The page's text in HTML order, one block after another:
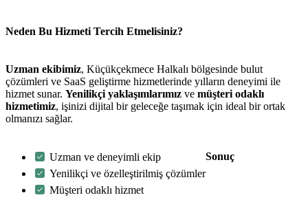
Neden Bu Hizmeti Tercih Etmelisiniz?
Uzman ekibimiz, Küçükçekmece Halkalı bölgesinde bulut
çözümleri ve SaaS geliştirme hizmetlerinde yılların deneyimi ile
hizmet sunar. Yenilikçi yaklaşımlarımız ve müşteri odaklı
hizmetimiz, işinizi dijital bir geleceğe taşımak için ideal bir ortak
olmanızı sağlar.
Uzman ve deneyimli ekip
Yenilikçi ve özelleştirilmiş çözümler
Müşteri odaklı hizmet
Sonuç